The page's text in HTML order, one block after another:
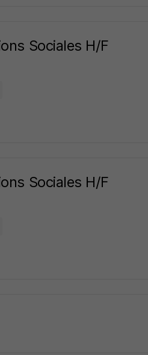
Sociales H/F
Sociales H/F